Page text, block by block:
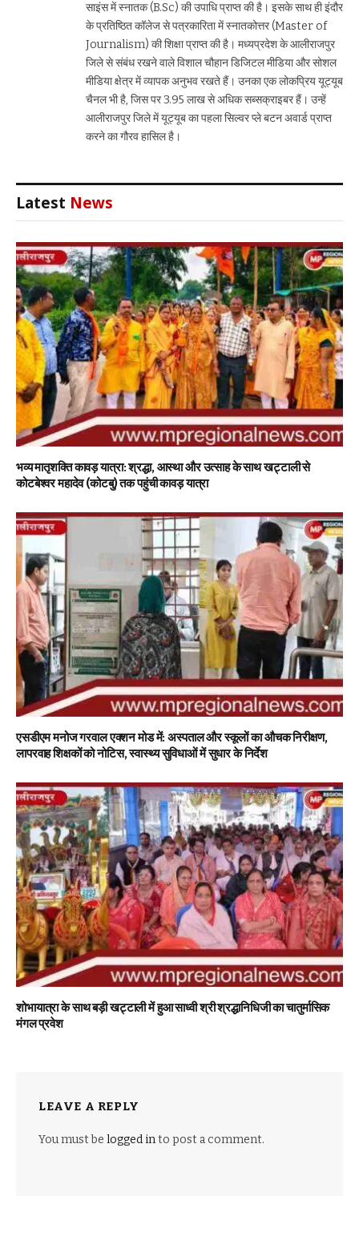
साइंस में स्नातक (B.Sc) की उपाधि प्राप्त की है। इसके साथ ही इंदौर
के प्रतिष्ठित कॉलेज से पत्रकारिता में स्नातकोत्तर (Master of
Journalism) की शिक्षा प्राप्त की है। मध्यप्रदेश के आलीराजपुर
जिले से संबंध रखने वाले विशाल चौहान डिजिटल मीडिया और सोशल
मीडिया क्षेत्र में व्यापक अनुभव रखते हैं। उनका एक लोकप्रिय यूट्यूब
चैनल भी है, जिस पर 3.95 लाख से अधिक सब्सक्राइबर हैं। उन्हें
आलीराजपुर जिले में यूट्यूब का पहला सिल्वर प्ले बटन अवार्ड प्राप्त
करने का गौरव हासिल है।
Latest News
भव्य मातृशक्ति कावड़ यात्रा: श्रद्धा, आस्था और उत्साह के साथ खट्टाली से
कोटबेश्वर महादेव (कोटबु) तक पहुंची कावड़ यात्रा
एसडीएम मनोज गरवाल एक्शन मोड में: अस्पताल और स्कूलों का औचक निरीक्षण,
लापरवाह शिक्षकों को नोटिस, स्वास्थ्य सुविधाओं में सुधार के निर्देश
शोभायात्रा के साथ बड़ी खट्टाली में हुआ साध्वी श्री श्रद्धानिधिजी का चातुर्मासिक
मंगल प्रवेश
LEAVE A REPLY
You must be logged into post a comment.